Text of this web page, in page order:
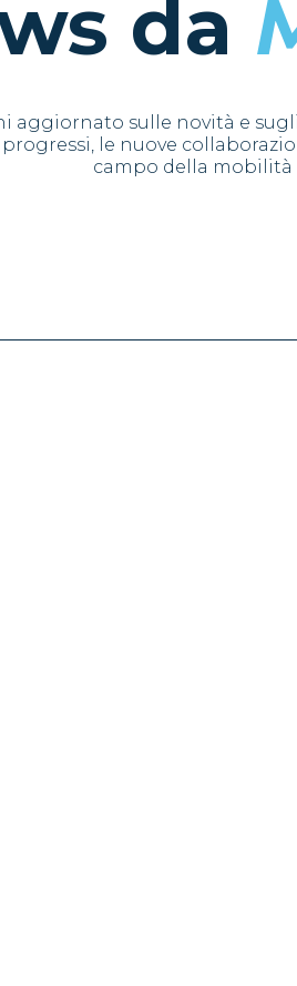
da
aggiornato sulle novità e
le nuove
campo della mobilità